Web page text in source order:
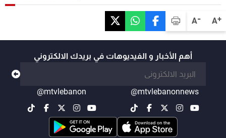
A+
A-
أهم الأخبار و الفيديوهات في بريدك الالكتروني
@mtvlebanonnews
@mtvlebanon